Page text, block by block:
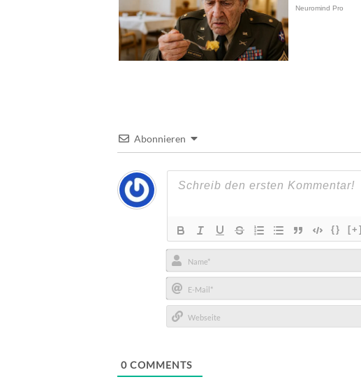
Abonnieren
{} [+]
Name*
E-
Mail*
0 COMMENTS